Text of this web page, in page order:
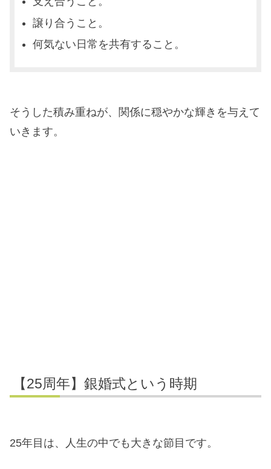
譲り合うこと。
何気ない日常を共有すること。
そうした積み重ねが、関係に穏やかな輝きを与えて
いきます。
【25周年】銀婚式という時期
25年目は、人生の中でも大きな節目です。